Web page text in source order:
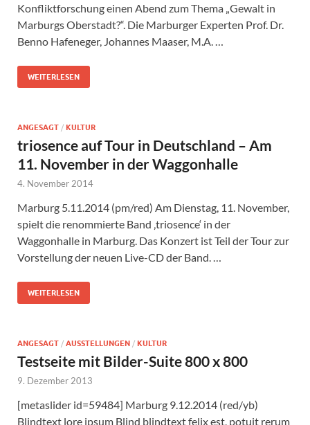
Konfliktforschung einen Abend zum Thema „Gewalt in
Marburgs Oberstadt?“. Die Marburger Experten Prof. Dr.
Benno Hafeneger, Johannes Maaser, M.A. …
WEITERLESEN
ANGESAGT / KULTUR
triosence auf Tour in Deutschland – Am
11. November in der Waggonhalle
4. November 2014
Marburg 5.11.2014 (pm/red) Am Dienstag, 11. November,
spielt die renommierte Band ‚triosence‘ in der
Waggonhalle in Marburg. Das Konzert ist Teil der Tour zur
Vorstellung der neuen Live-CD der Band. …
WEITERLESEN
ANGESAGT / AUSSTELLUNGEN / KULTUR
Testseite mit Bilder-Suite 800 x 800
9. Dezember 2013
[metaslider id=59484] Marburg 9.12.2014 (red/yb)
Blindtext lore ipsum Blind blindtext felix est, potuit rerum